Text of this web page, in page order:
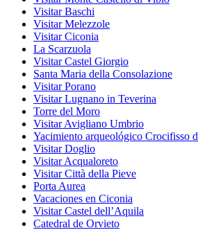
Visitar Baschi
Visitar Melezzole
Visitar Ciconia
La Scarzuola
Visitar Castel Giorgio
Santa Maria della Consolazione
Visitar Porano
Visitar Lugnano in Teverina
Torre del Moro
Visitar Avigliano Umbrio
Yacimiento arqueológico Crocifisso
Visitar Doglio
Visitar Acqualoreto
Visitar Città della Pieve
Porta Aurea
Vacaciones en Ciconia
Visitar Castel dell’Aquila
Catedral de Orvieto